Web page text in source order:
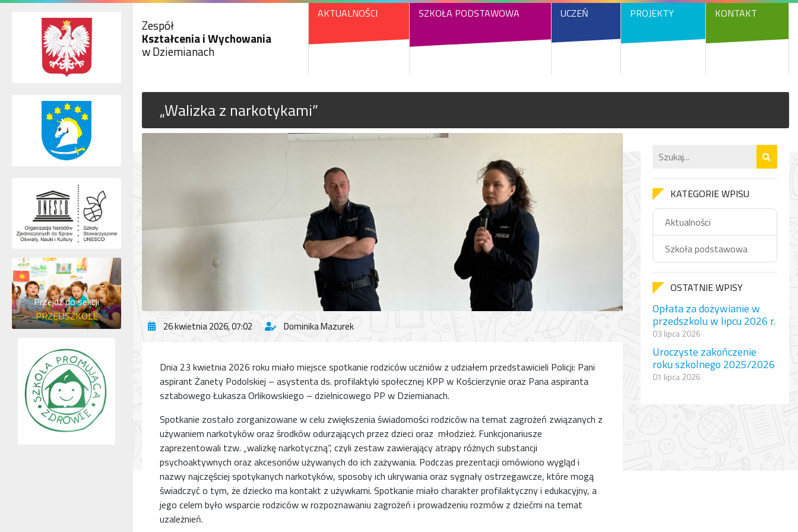
Zespół
Kształcenia i Wychowania
w Dziemianach
AKTUALNOŚCI SZKOŁA PODSTAWOWA UCZEŃ PROJEKTY KONTAKT
„Walizka z narkotykami”
26 kwietnia 2026, 07:02 Dominika Mazurek
Dnia 23 kwietnia 2026 roku miało miejsce spotkanie rodziców uczniów z udziałem przedstawicieli Policji: Pani
aspirant Żanety Podolskiej – asystenta ds. profilaktyki społecznej KPP w Kościerzynie oraz Pana aspiranta
sztabowego Łukasza Orlikowskiego – dzielnicowego PP w Dziemianach.
Spotkanie zostało zorganizowane w celu zwiększenia świadomości rodziców na temat zagrożeń związanych z
używaniem narkotyków oraz środków odurzających przez dzieci oraz młodzież. Funkcjonariusze
zaprezentowali tzw. „walizkę narkotyczną”, czyli zestaw zawierający atrapy różnych substancji
psychoaktywnych oraz akcesoriów używanych do ich zażywania. Podczas prezentacji omówiono wygląd i
nazwy najczęściej spotykanych narkotyków, sposoby ich ukrywania oraz sygnały ostrzegawcze, które mogą
świadczyć o tym, że dziecko ma kontakt z używkami. Spotkanie miało charakter profilaktyczny i edukacyjny, a
jego celem było wsparcie rodziców w rozpoznawaniu zagrożeń i prowadzeniu rozmów z dziećmi na temat
uzależnień.
KATEGORIE WPISU
Aktualności
Szkoła podstawowa
OSTATNIE WPISY
Opłata za dożywianie w
przedszkolu w lipcu 2026 r.
03 lipca 2026
Uroczyste zakończenie
roku szkolnego 2025/2026
01 lipca 2026
Przejdź do sekcji
PRZEDSZKOLE